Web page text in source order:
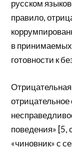
русском
правило,
в
готовности к
поведения» [5,
«чиновник» с